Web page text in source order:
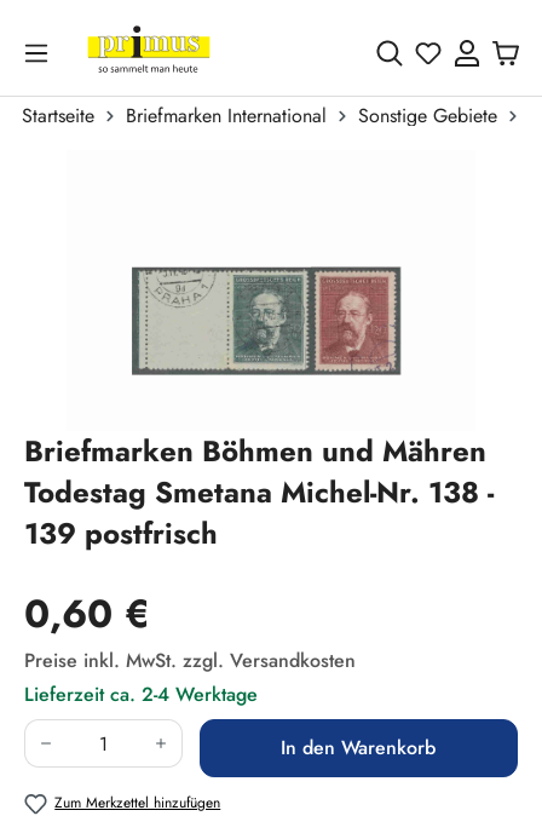
Zum Hauptinhalt springen
Du hast 0
Startseite Briefmarken International Sonstige Gebiete
Briefmarken Böhmen und Mähren
Todestag Smetana Michel-Nr. 138 -
139 postfrisch
Regulärer Preis:
0,60 €
Preise inkl. MwSt. zzgl. Versandkosten
Lieferzeit ca. 2-4 Werktage
Produkt Anzahl: Gib den gewünschten Wert
In den Warenkorb
Zum Merkzettel hinzufügen